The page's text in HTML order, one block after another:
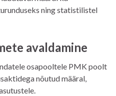
ning statistilistel
avaldamine
osapooltele PMK poolt
nõutud määral,